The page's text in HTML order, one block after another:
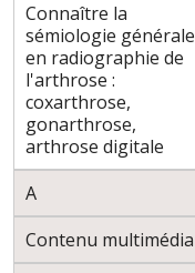
Connaître la
sémiologie générale
en radiographie de
l'arthrose :
coxarthrose,
gonarthrose,
arthrose digitale
A
Contenu multimédia